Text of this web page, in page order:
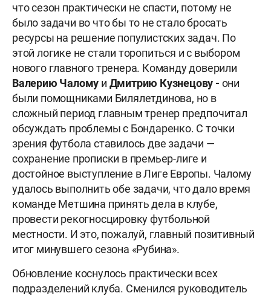
что сезон практически не спасти, потому не
было задачи во что бы то не стало бросать
ресурсы на решение популистских задач. По
этой логике не стали торопиться и с выбором
нового главного тренера. Команду доверили
Валерию Чалому и Дмитрию Кузнецову - они
были помощниками Билялетдинова, но в
сложный период главным тренер предпочитал
обсуждать проблемы с Бондаренко. С точки
зрения футбола ставилось две задачи —
сохранение прописки в премьер-лиге и
достойное выступление в Лиге Европы. Чалому
удалось выполнить обе задачи, что дало время
команде Метшина принять дела в клубе,
провести рекогносцировку футбольной
местности. И это, пожалуй, главный позитивный
итог минувшего сезона «Рубина».
Обновление коснулось практически всех
подразделений клуба. Сменился руководитель